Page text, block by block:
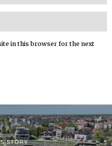
in this browser for the next
STORY